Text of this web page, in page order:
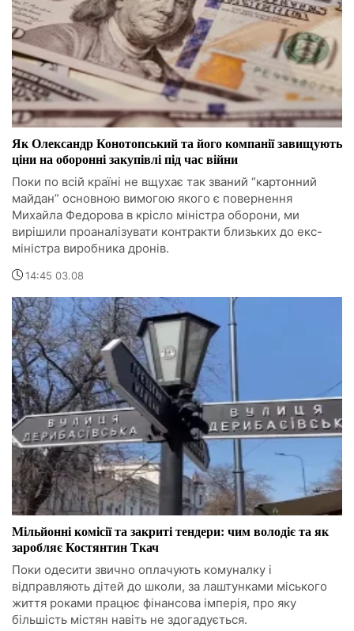
Як Олександр Конотопський та його компанії завищують
ціни на оборонні закупівлі під час війни
Поки по всій країні не вщухає так званий “картонний
майдан” основною вимогою якого є повернення
Михайла Федорова в крісло міністра оборони, ми
вирішили проаналізувати контракти близьких до екс-
міністра виробника дронів.
14:45 03.08
Мільйонні комісії та закриті тендери: чим володіє та як
заробляє Костянтин Ткач
Поки одесити звично оплачують комуналку і
відправляють дітей до школи, за лаштунками міського
життя роками працює фінансова імперія, про яку
більшість містян навіть не здогадується.